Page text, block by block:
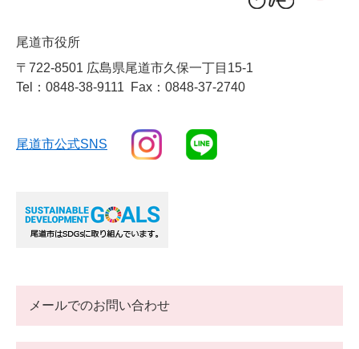
尾道市役所
〒722-8501 広島県尾道市久保一丁目15-1
Tel：0848-38-9111
Fax：0848-37-2740
尾道市公式SNS
メールでのお問い合わせ